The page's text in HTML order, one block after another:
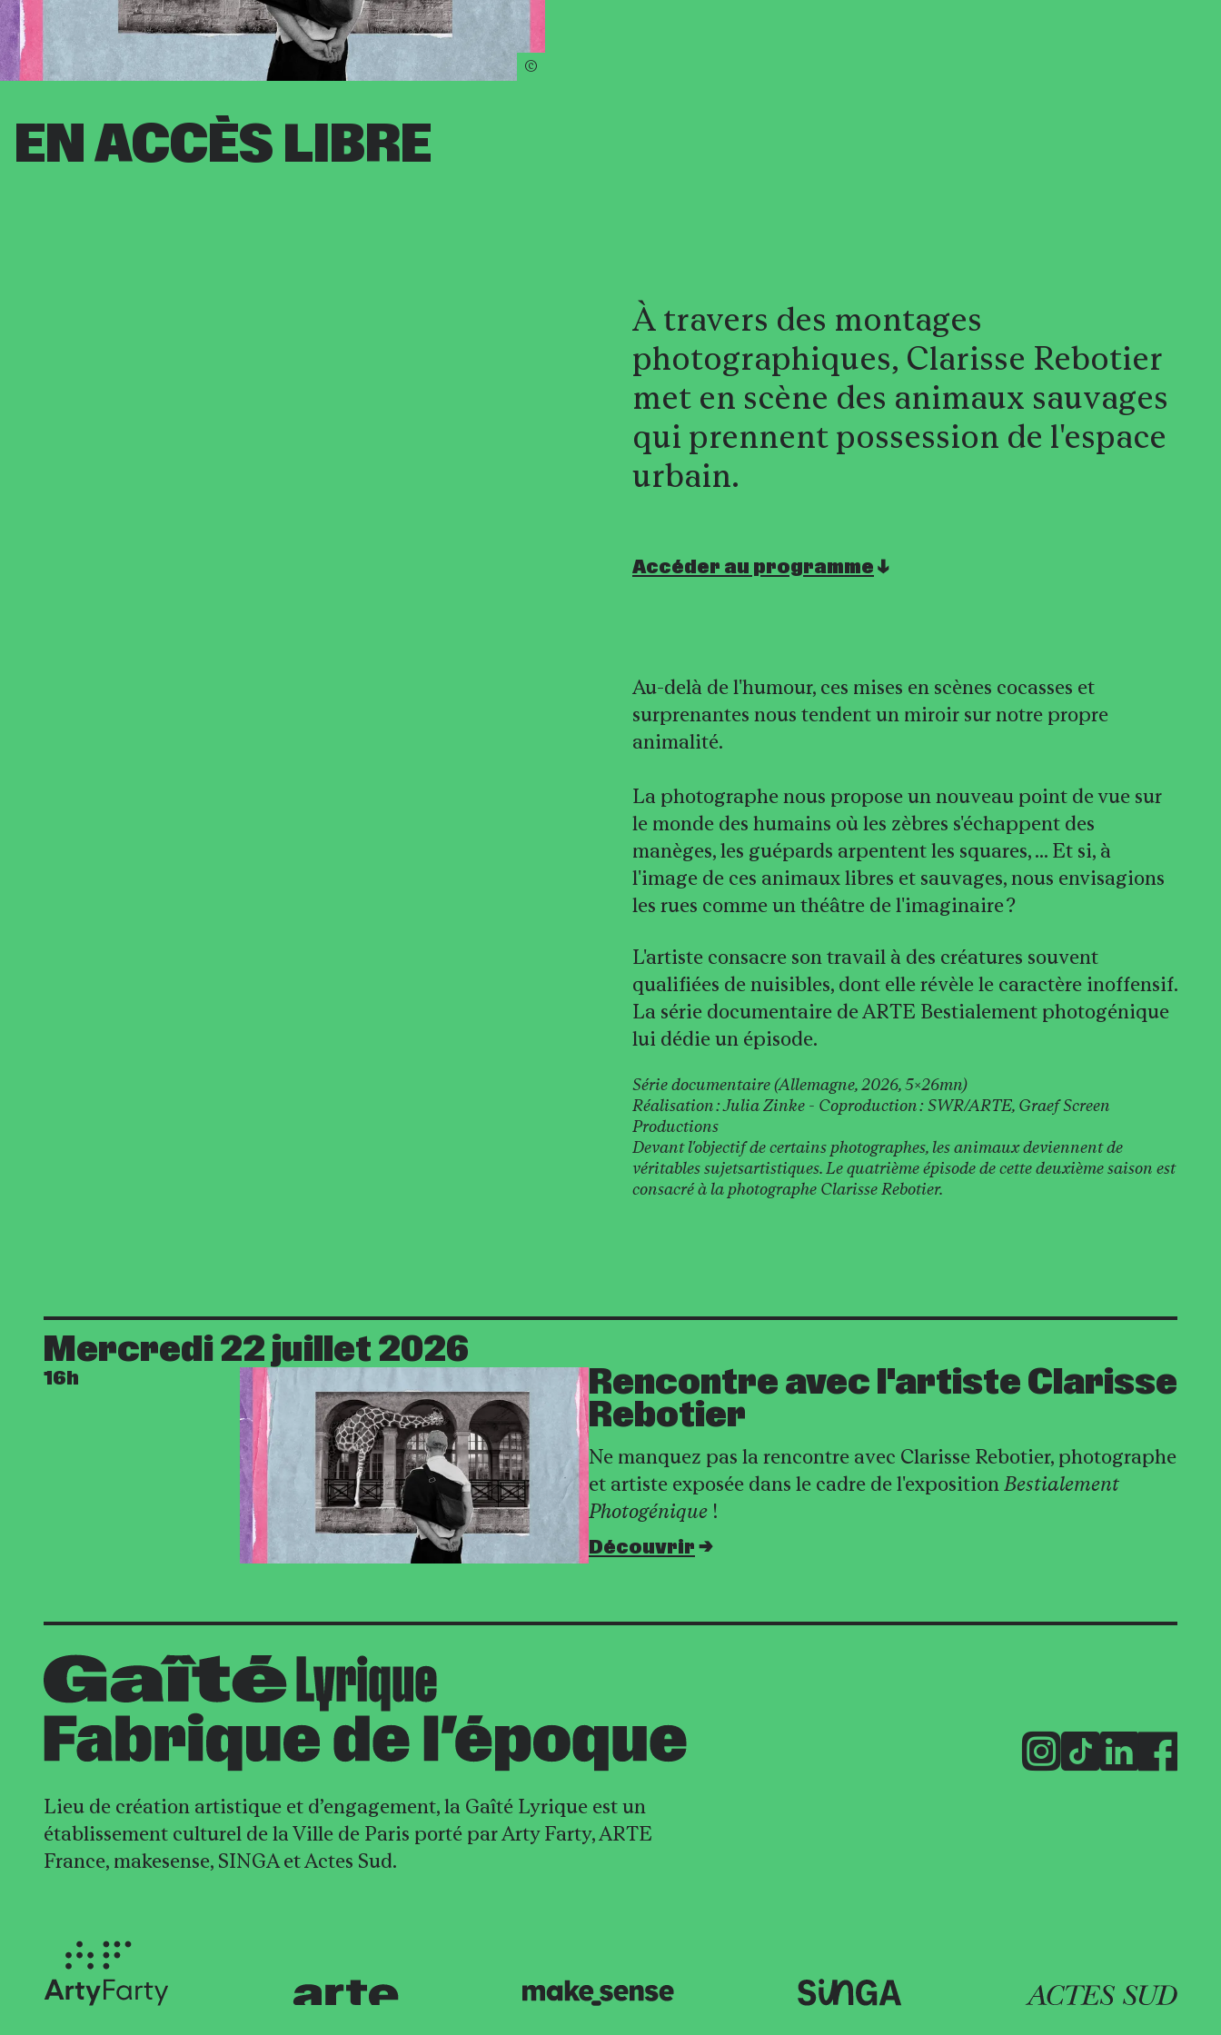
Informations pratiques
EN ACCÈS LIBRE
À travers des montages
photographiques, Clarisse Rebotier
met en scène des animaux sauvages
qui prennent possession de l'espace
urbain.
Accéder au programme
Au-delà de l'humour, ces mises en scènes cocasses et
surprenantes nous tendent un miroir sur notre propre
animalité.
La photographe nous propose un nouveau point de vue sur
le monde des humains où les zèbres s'échappent des
manèges, les guépards arpentent les squares, ... Et si, à
l'image de ces animaux libres et sauvages, nous envisagions
les rues comme un théâtre de l'imaginaire ?
L'artiste consacre son travail à des créatures souvent
qualifiées de nuisibles, dont elle révèle le caractère inoffensif.
La série documentaire de ARTE Bestialement photogénique
lui dédie un épisode.
Série documentaire (Allemagne, 2026, 5x26mn)
Réalisation : Julia Zinke - Coproduction : SWR/ARTE, Graef Screen
Productions
Devant l'objectif de certains photographes, les animaux deviennent de
véritables sujetsartistiques. Le quatrième épisode de cette deuxième saison est
consacré à la photographe Clarisse Rebotier.
Mercredi 22 juillet 2026
Rencontre avec l'artiste Clarisse
Rebotier
16h
Ne manquez pas la rencontre avec Clarisse Rebotier, photographe
et artiste exposée dans le cadre de l'expositionBestialement
Photogénique !
Découvrir
Lieu de création artistique et d’engagement, la Gaîté Lyrique est un
établissement culturel de la Ville de Paris porté par Arty Farty, ARTE
France, makesense, SINGA et Actes Sud.